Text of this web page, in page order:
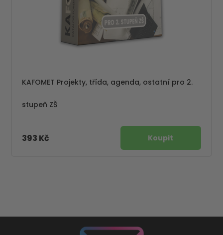
KAFOMET Projekty, třída, agenda, ostatní pro 2.
stupeň ZŠ
393 Kč